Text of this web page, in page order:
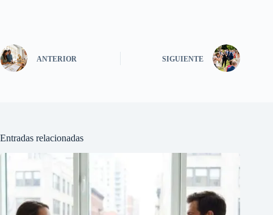
ANTERIOR SIGUIENTE
Entradas relacionadas